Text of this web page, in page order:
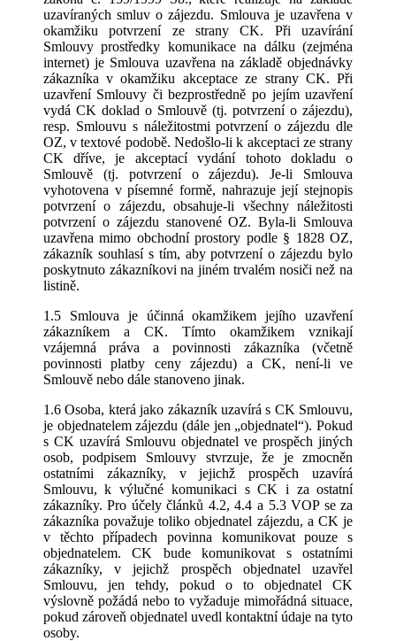
uzavíraných smluv o zájezdu. Smlouva je uzavřena v
okamžiku potvrzení ze strany CK. Při uzavírání
Smlouvy prostředky komunikace na dálku (zejména
internet) je Smlouva uzavřena na základě objednávky
zákazníka v okamžiku akceptace ze strany CK. Při
uzavření Smlouvy či bezprostředně po jejím uzavření
vydá CK doklad o Smlouvě (tj. potvrzení o zájezdu),
resp. Smlouvu s náležitostmi potvrzení o zájezdu dle
OZ, v textové podobě. Nedošlo-li k akceptaci ze strany
CK dříve, je akceptací vydání tohoto dokladu o
Smlouvě (tj. potvrzení o zájezdu). Je-li Smlouva
vyhotovena v písemné formě, nahrazuje její stejnopis
potvrzení o zájezdu, obsahuje-li všechny náležitosti
potvrzení o zájezdu stanovené OZ. Byla-li Smlouva
uzavřena mimo obchodní prostory podle § 1828 OZ,
zákazník souhlasí s tím, aby potvrzení o zájezdu bylo
poskytnuto zákazníkovi na jiném trvalém nosiči než na
listině.
1.5 Smlouva je účinná okamžikem jejího uzavření
zákazníkem a CK. Tímto okamžikem vznikají
vzájemná práva a povinnosti zákazníka (včetně
povinnosti platby ceny zájezdu) a CK, není-li ve
Smlouvě nebo dále stanoveno jinak.
1.6 Osoba, která jako zákazník uzavírá s CK Smlouvu,
je objednatelem zájezdu (dále jen „objednatel“). Pokud
s CK uzavírá Smlouvu objednatel ve prospěch jiných
osob, podpisem Smlouvy stvrzuje, že je zmocněn
ostatními zákazníky, v jejichž prospěch uzavírá
Smlouvu, k výlučné komunikaci s CK i za ostatní
zákazníky. Pro účely článků 4.2, 4.4 a 5.3 VOP se za
zákazníka považuje toliko objednatel zájezdu, a CK je
v těchto případech povinna komunikovat pouze s
objednatelem. CK bude komunikovat s ostatními
zákazníky, v jejichž prospěch objednatel uzavřel
Smlouvu, jen tehdy, pokud o to objednatel CK
výslovně požádá nebo to vyžaduje mimořádná situace,
pokud zároveň objednatel uvedl kontaktní údaje na tyto
osoby.